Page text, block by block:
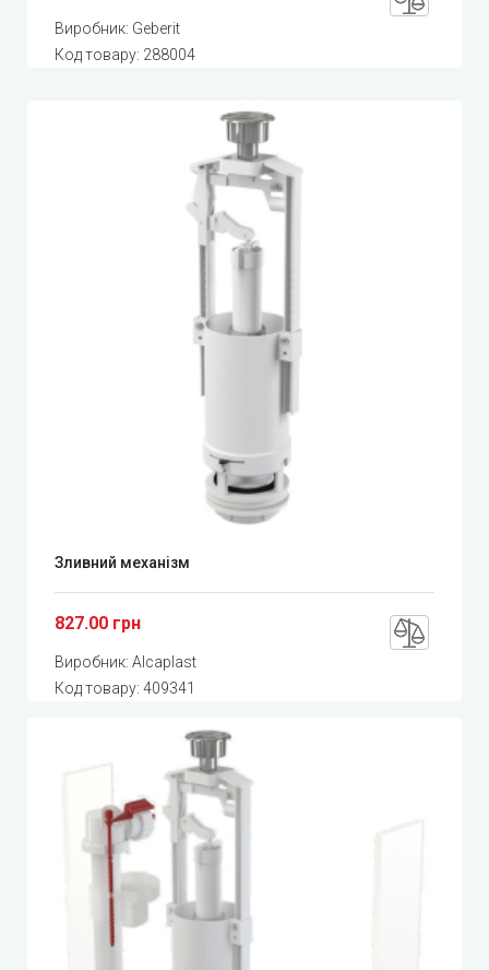
Виробник: Geberit
Код товару: 288004
Зливний механізм
827.00 грн
Виробник: Alcaplast
Код товару: 409341